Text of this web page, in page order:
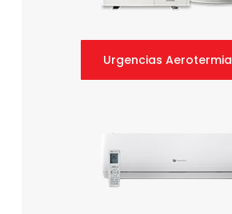
Urgencias Aerotermia